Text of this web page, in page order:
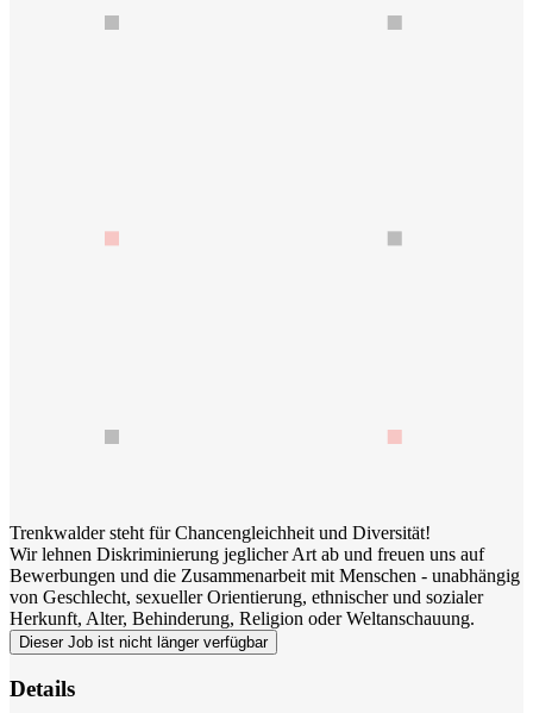
Trenkwalder steht für Chancengleichheit und Diversität!
Wir lehnen Diskriminierung jeglicher Art ab und freuen uns auf
Bewerbungen und die Zusammenarbeit mit Menschen - unabhängig
von Geschlecht, sexueller Orientierung, ethnischer und sozialer
Herkunft, Alter, Behinderung, Religion oder Weltanschauung.
Dieser Job ist nicht länger verfügbar
Details